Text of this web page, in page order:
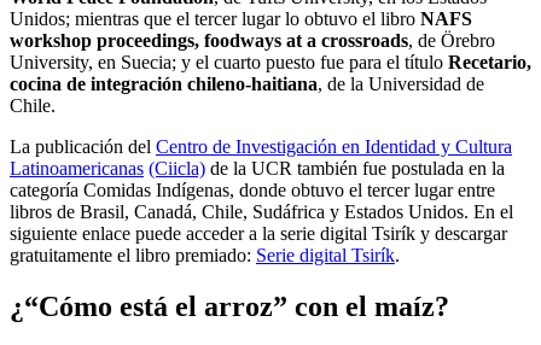
Unidos; mientras que el tercer lugar lo obtuvo el libro NAFS
workshop proceedings, foodways at a crossroads, de Örebro
University, en Suecia; y el cuarto puesto fue para el título Recetario,
cocina de integración chileno-haitiana, de la Universidad de
Chile.
La publicación del Centro de Investigación en Identidad y Cultura
Latinoamericanas (Ciicla) de la UCR también fue postulada en la
categoría Comidas Indígenas, donde obtuvo el tercer lugar entre
libros de Brasil, Canadá, Chile, Sudáfrica y Estados Unidos. En el
siguiente enlace puede acceder a la serie digital Tsirík y descargar
gratuitamente el libro premiado: Serie digital Tsirík.
¿“Cómo está el arroz” con el maíz?